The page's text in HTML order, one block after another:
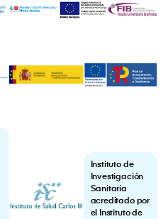
Instituto de
Investigación
Sanitaria
acreditado por
el Instituto de